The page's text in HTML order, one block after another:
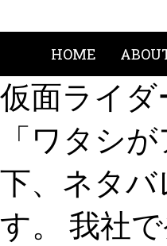
HOME
仮面ライ
「ワタシ
下、ネタ
す。 我社